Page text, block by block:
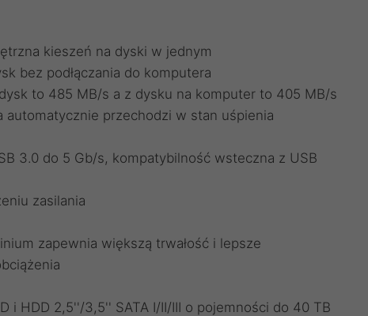
kieszeń na dyski w jednym
bez podłączania do komputera
to 485 MB/s a z dysku na komputer to 405 MB/s
przechodzi w stan uśpienia
3.0 do 5 Gb/s, kompatybilność wsteczna z USB
zasilania
zapewnia większą trwałość i lepsze
i HDD 2,5''/3,5'' SATA I/II/III o pojemności do 40 TB